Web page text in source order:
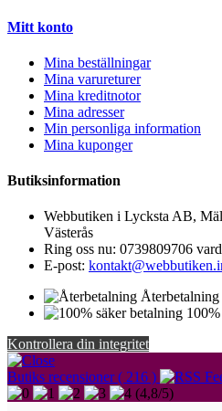
Mitt konto
Mina beställningar
Mina varureturer
Mina kreditnotor
Mina adresser
Min personliga information
Mina kuponger
Butiksinformation
Webbutiken i Lycksta AB,
Västerås
Ring oss nu: 0739809706
E-post:
Återbetalning
Kontrollera din integritet
Butiks recensioner ( 216 )
(4,8/5)